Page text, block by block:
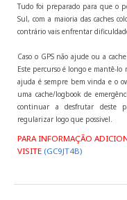
Tudo foi preparado para que o
Sul, com a maioria das caches
contrário vais enfrentar
Caso o GPS não ajude ou a
Este percurso é longo e mantê-
ajuda é sempre bem vinda e o
uma cache/logbook de
continuar a desfrutar deste
regularizar logo que possivel.
PARA INFORMAÇÃO
VISITE (GC9JT4B)